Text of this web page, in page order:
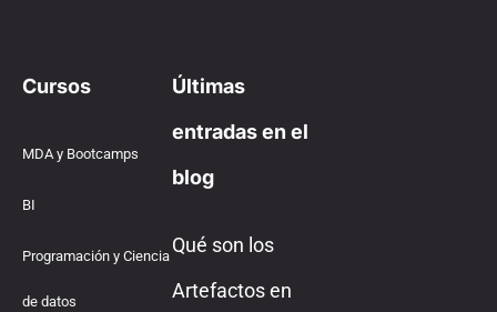
Cursos
MDA y Bootcamps
BI
Programación y Ciencia
de datos
Últimas
entradas en el
blog
Qué son los
Artefactos en